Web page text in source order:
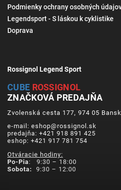
Podmienky ochrany osobných
Legendsport - S láskou k cyklistike
Doprava
Rossignol Legend Sport
CUBE ROSSIGNOL
ZNAČKOVÁ PREDAJŇA
Zvolenská cesta 177, 974 05
e-mail: eshop@rossignol.sk
predajňa: +421 918 891 425
eshop: +421 917 781 754
Otváracie hodiny:
Po-Pia: 9:30 – 18:00
Sobota:
9:30 – 12:00